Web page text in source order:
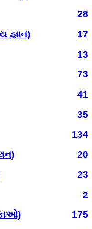
28
જ્ઞાન)
17
13
73
41
35
134
20
23
2
175